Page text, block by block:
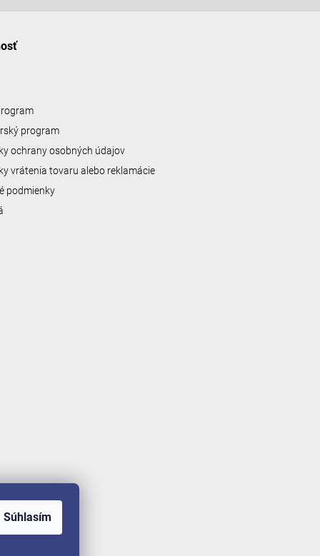
Súhlasím
program
ochrany osobných údajov
vrátenia tovaru alebo reklamácie
podmienky